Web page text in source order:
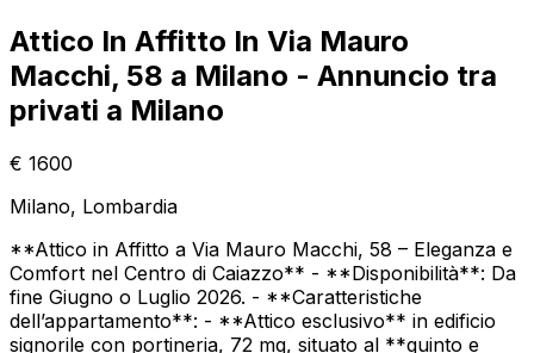
Attico In Affitto In Via Mauro
Macchi, 58 a Milano - Annuncio tra
privati a Milano
€ 1600
Milano, Lombardia
**Attico in Affitto a Via Mauro Macchi, 58 – Eleganza e
Comfort nel Centro di Caiazzo** - **Disponibilità**: Da
fine Giugno o Luglio 2026. - **Caratteristiche
dell’appartamento**: - **Attico esclusivo** in edificio
signorile con portineria, 72 mq, situato al **quinto e